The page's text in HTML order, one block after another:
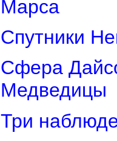
Марса
Спутники
Сфера
Медведицы
Три